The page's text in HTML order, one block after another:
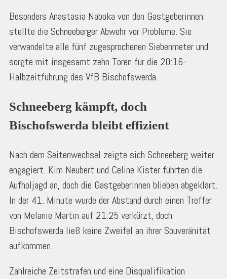
Besonders Anastasia Naboka von den Gastgeberinnen
stellte die Schneeberger Abwehr vor Probleme. Sie
verwandelte alle fünf zugesprochenen Siebenmeter und
sorgte mit insgesamt zehn Toren für die 20:16-
Halbzeitführung des VfB Bischofswerda.
Schneeberg kämpft, doch
Bischofswerda bleibt effizient
Nach dem Seitenwechsel zeigte sich Schneeberg weiter
engagiert. Kim Neubert und Celine Kister führten die
Aufholjagd an, doch die Gastgeberinnen blieben abgeklärt.
In der 41. Minute wurde der Abstand durch einen Treffer
von Melanie Martin auf 21:25 verkürzt, doch
Bischofswerda ließ keine Zweifel an ihrer Souveränität
aufkommen.
Zahlreiche Zeitstrafen und eine Disqualifikation